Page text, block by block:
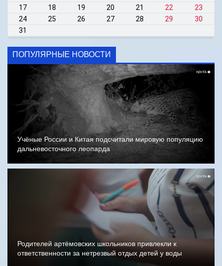
17
18 19 20 21 22
23
24
25 26 27 28 29
30
31
ПОПУЛЯРНЫЕ НОВОСТИ
Учёные России и Китая подсчитали мировую популяцию
дальневосточного леопарда
Родителей артёмовских школьников привлекли к
ответственности за нетрезвый отдых детей у воды